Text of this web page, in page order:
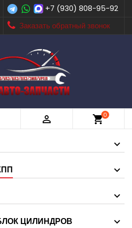
+7 (930) 808-95-92
Заказать обратный звонок
 shopping_cart0
ЦИЛИНДРОВ